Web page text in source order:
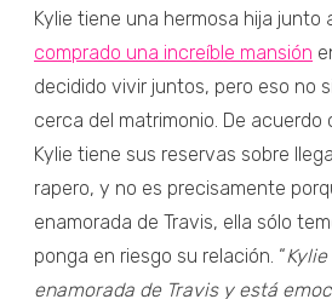
Kylie tiene una hermosa hija junto
comprado una increíble mansión
decidido vivir juntos, pero eso no
cerca del matrimonio. De acuerdo
Kylie tiene sus reservas sobre
rapero, y no es precisamente
enamorada de Travis, ella sólo
ponga en riesgo su relación. “
enamorada de Travis y está